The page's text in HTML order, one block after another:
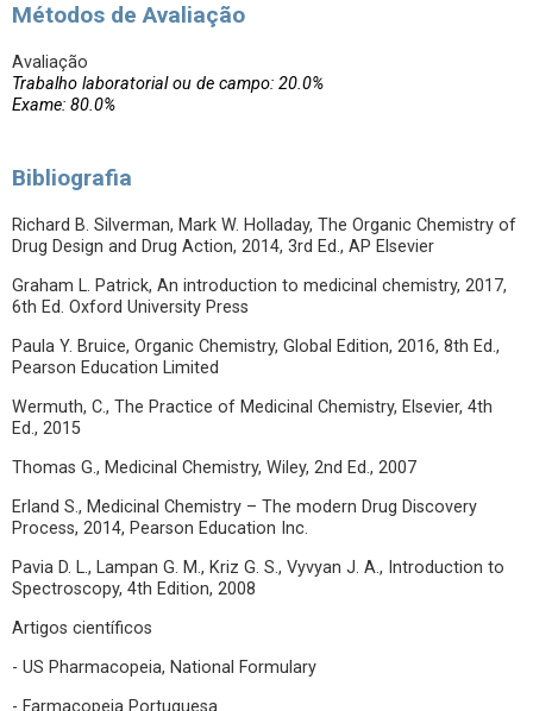
Métodos de Avaliação
Avaliação
Trabalho laboratorial ou de campo: 20.0%
Exame: 80.0%
Bibliografia
Richard B. Silverman, Mark W. Holladay, The Organic Chemistry of
Drug Design and Drug Action, 2014, 3rd Ed., AP Elsevier
Graham L. Patrick, An introduction to medicinal chemistry, 2017,
6th Ed. Oxford University Press
Paula Y. Bruice, Organic Chemistry, Global Edition, 2016, 8th Ed.,
Pearson Education Limited
Wermuth, C., The Practice of Medicinal Chemistry, Elsevier, 4th
Ed., 2015
Thomas G., Medicinal Chemistry, Wiley, 2nd Ed., 2007
Erland S., Medicinal Chemistry – The modern Drug Discovery
Process, 2014, Pearson Education Inc.
Pavia D. L., Lampan G. M., Kriz G. S., Vyvyan J. A., Introduction to
Spectroscopy, 4th Edition, 2008
Artigos científicos
- US Pharmacopeia, National Formulary
- Farmacopeia Portuguesa